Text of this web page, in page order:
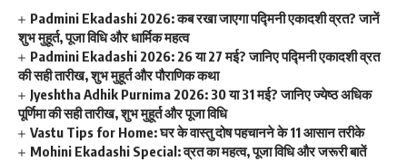
Padmini Ekadashi 2026: कब रखा जाएगा पद्मिनी एकादशी व्रत? जानें
शुभ मुहूर्त, पूजा विधि और धार्मिक महत्व
Padmini Ekadashi 2026: 26 या 27 मई? जानिए पद्मिनी एकादशी व्रत
की सही तारीख, शुभ मुहूर्त और पौराणिक कथा
Jyeshtha Adhik Purnima 2026: 30 या 31 मई? जानिए ज्येष्ठ अधिक
पूर्णिमा की सही तारीख, शुभ मुहूर्त और पूजा विधि
Vastu Tips for Home: घर के वास्तु दोष पहचानने के 11 आसान तरीके
Mohini Ekadashi Special: व्रत का महत्व, पूजा विधि और जरूरी बातें